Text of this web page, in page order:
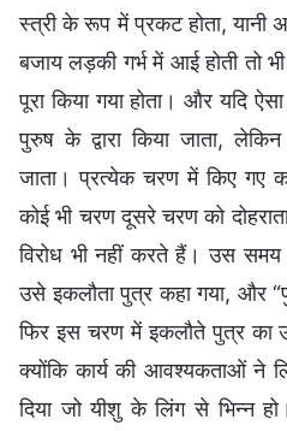
स्त्री के रूप में प्रकट होता, यानी
बजाय लड़की गर्भ में आई होती तो
पूरा किया गया होता। और यदि ऐसा
पुरुष के द्वारा किया जाता,
जाता। प्रत्येक चरण में किए गए
कोई भी चरण दूसरे चरण को
विरोध भी नहीं करते हैं। उस समय
उसे इकलौता पुत्र कहा गया, और
फिर इस चरण में इकलौते पुत्र का
क्योंकि कार्य की आवश्यकताओं ने
दिया जो यीशु के लिंग से भिन्न